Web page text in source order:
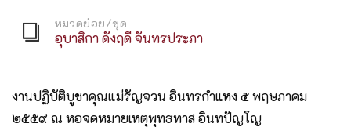
หมวดย่อย/ชุด
อุบาสิกา ดังฤดี จันทรประภา
งานปฏิบัติบูชาคุณแม่รัญจวน อินทรกำแหง ๕ พฤษภาคม
๒๕๕๙ ณ หอจดหมายเหตุพุทธทาส อินทปัญโญ